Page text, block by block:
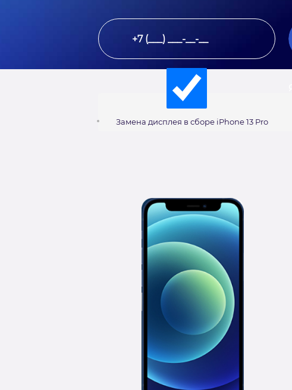
Замена дисплея в сборе iPhone 13 Pro